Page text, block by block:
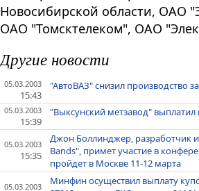
Новосибирской области, ОАО
ОАО "Томсктелеком", ОАО
Другие новости
05.03.2003
15:43
"АвтоВАЗ" снизил производство
05.03.2003
15:39
"Выксунский метзавод"
05.03.2003
15:35
Джон Боллинджер, разработчик
Bands", примет участие в
пройдет в Москве 11-12 марта
05.03.2003
Минфин осуществил выплату